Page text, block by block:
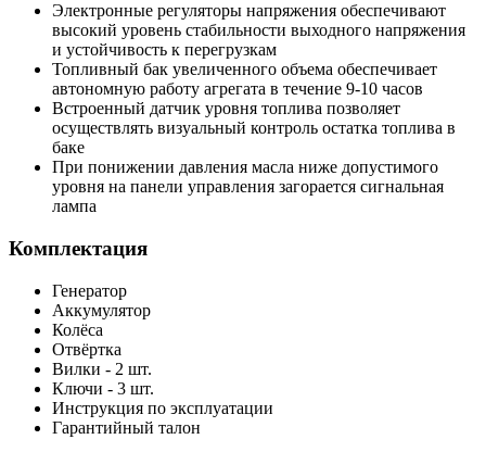
Электронные регуляторы напряжения обеспечивают
высокий уровень стабильности выходного напряжения
и устойчивость к перегрузкам
Топливный бак увеличенного объема обеспечивает
автономную работу агрегата в течение 9-10 часов
Встроенный датчик уровня топлива позволяет
осуществлять визуальный контроль остатка топлива в
баке
При понижении давления масла ниже допустимого
уровня на панели управления загорается сигнальная
лампа
Комплектация
Генератор
Аккумулятор
Колёса
Отвёртка
Вилки - 2 шт.
Ключи - 3 шт.
Инструкция по эксплуатации
Гарантийный талон